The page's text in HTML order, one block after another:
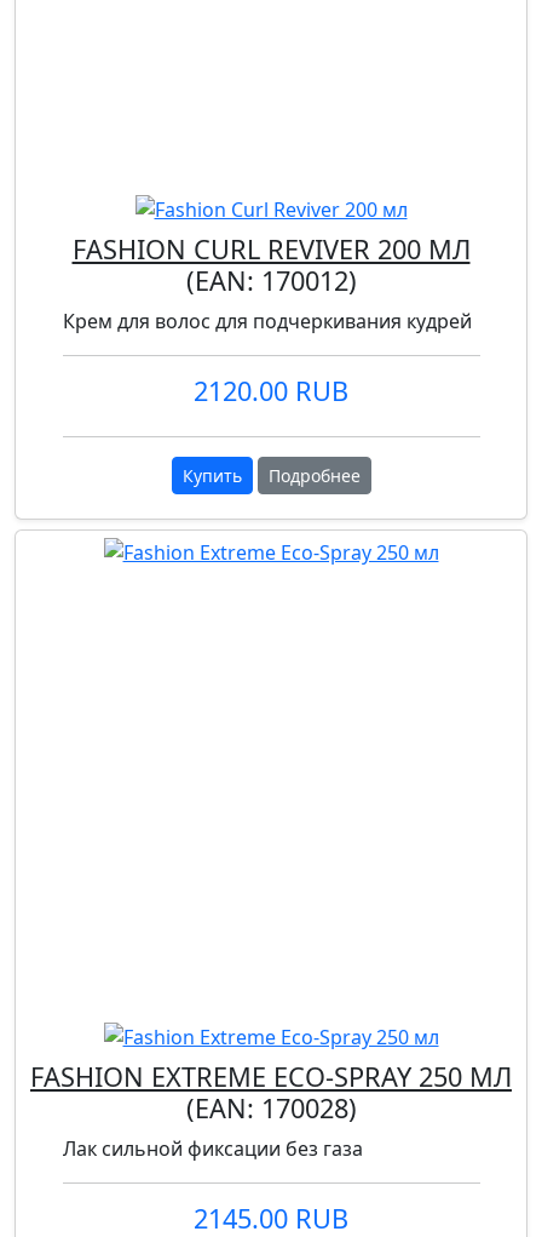
FASHION CURL REVIVER 200 МЛ
(EAN: 170012)
Крем для волос для подчеркивания кудрей
2120.00 RUB
Купить Подробнее
FASHION EXTREME ECO-SPRAY 250 МЛ
(EAN: 170028)
Лак сильной фиксации без газа
2145.00 RUB